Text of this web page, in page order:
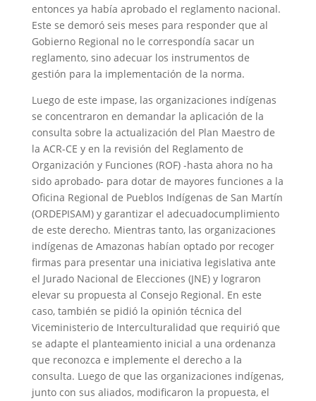
entonces ya había aprobado el reglamento nacional.
Este se demoró seis meses para responder que al
Gobierno Regional no le correspondía sacar un
reglamento, sino adecuar los instrumentos de
gestión para la implementación de la norma.
Luego de este impase, las organizaciones indígenas
se concentraron en demandar la aplicación de la
consulta sobre la actualización del Plan Maestro de
la ACR-CE y en la revisión del Reglamento de
Organización y Funciones (ROF) -hasta ahora no ha
sido aprobado- para dotar de mayores funciones a la
Oficina Regional de Pueblos Indígenas de San Martín
(ORDEPISAM) y garantizar el adecuadocumplimiento
de este derecho. Mientras tanto, las organizaciones
indígenas de Amazonas habían optado por recoger
firmas para presentar una iniciativa legislativa ante
el Jurado Nacional de Elecciones (JNE) y lograron
elevar su propuesta al Consejo Regional. En este
caso, también se pidió la opinión técnica del
Viceministerio de Interculturalidad que requirió que
se adapte el planteamiento inicial a una ordenanza
que reconozca e implemente el derecho a la
consulta. Luego de que las organizaciones indígenas,
junto con sus aliados, modificaron la propuesta, el